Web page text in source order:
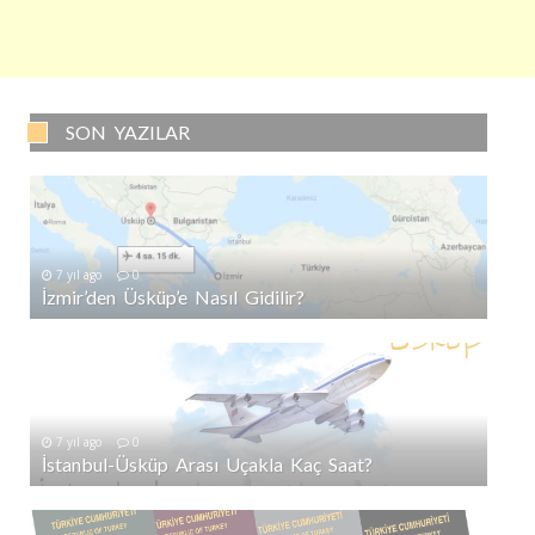
SON YAZILAR
7 yıl ago 0
İzmir’den Üsküp’e Nasıl Gidilir?
7 yıl ago 0
İstanbul-Üsküp Arası Uçakla Kaç Saat?